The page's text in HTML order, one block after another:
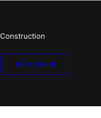
Construction
DÉCOUVRIR